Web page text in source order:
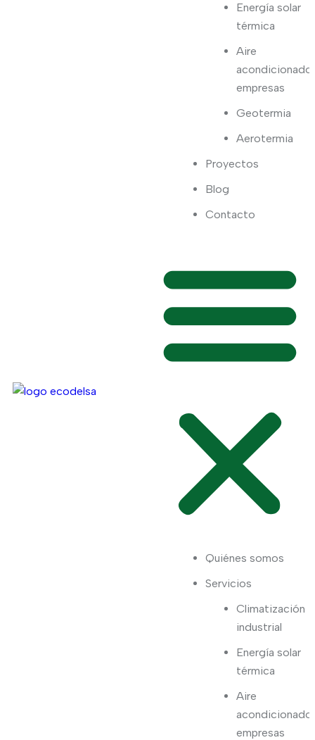
Energía solar
térmica
Aire
acondicionado
empresas
Geotermia
Aerotermia
Proyectos
Blog
Contacto
Quiénes somos
Servicios
Climatización
industrial
Energía solar
térmica
Aire
acondicionado
empresas